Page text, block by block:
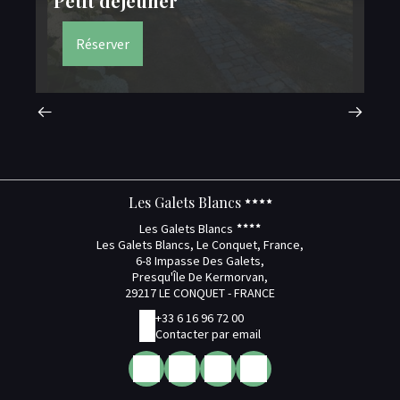
Réserver
Les Galets Blancs
Les Galets Blancs
Les Galets Blancs, Le Conquet, France,
6-8 Impasse Des Galets,
Presqu'Île De Kermorvan,
29217 LE CONQUET - FRANCE
+33 6 16 96 72 00
Contacter par email